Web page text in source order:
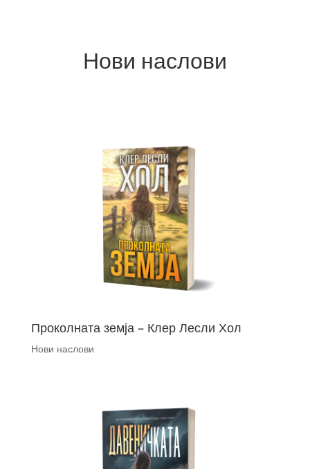
Нови наслови
Проколната земја – Клер Лесли Хол
Нови наслови